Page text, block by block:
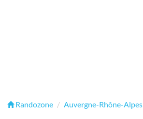
Randozone Auvergne-Rhône-Alpes